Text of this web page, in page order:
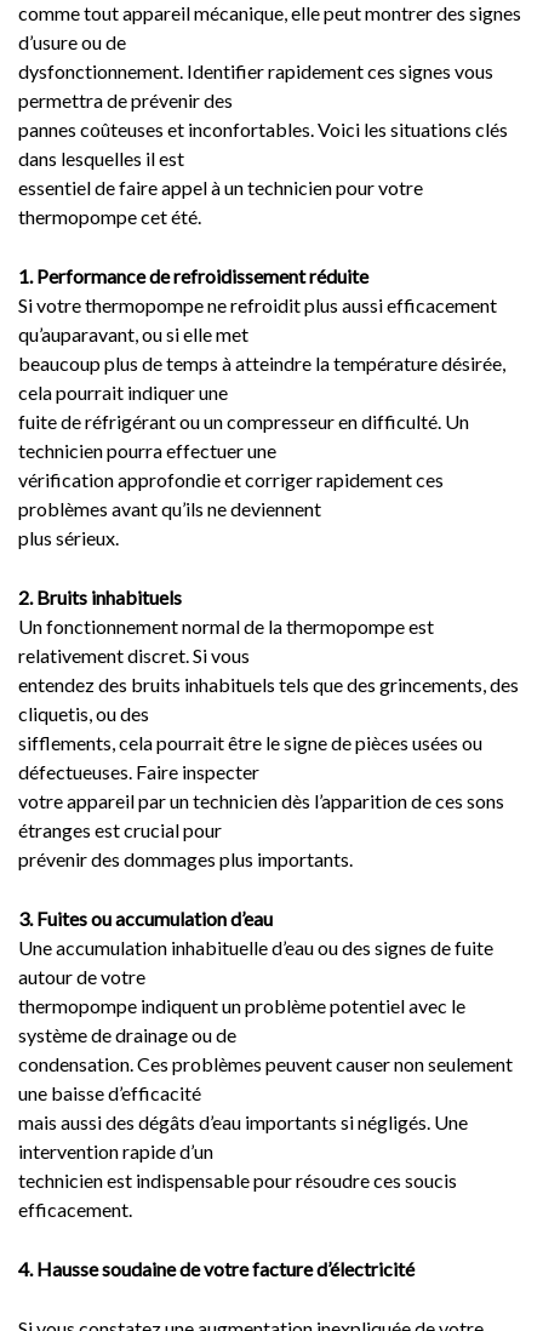
comme tout appareil mécanique, elle peut montrer des signes
d’usure ou de
dysfonctionnement. Identifier rapidement ces signes vous
permettra de prévenir des
pannes coûteuses et inconfortables. Voici les situations clés
dans lesquelles il est
essentiel de faire appel à un technicien pour votre
thermopompe cet été.
1. Performance de refroidissement réduite
Si votre thermopompe ne refroidit plus aussi efficacement
qu’auparavant, ou si elle met
beaucoup plus de temps à atteindre la température désirée,
cela pourrait indiquer une
fuite de réfrigérant ou un compresseur en difficulté. Un
technicien pourra effectuer une
vérification approfondie et corriger rapidement ces
problèmes avant qu’ils ne deviennent
plus sérieux.
2. Bruits inhabituels
Un fonctionnement normal de la thermopompe est
relativement discret. Si vous
entendez des bruits inhabituels tels que des grincements, des
cliquetis, ou des
sifflements, cela pourrait être le signe de pièces usées ou
défectueuses. Faire inspecter
votre appareil par un technicien dès l’apparition de ces sons
étranges est crucial pour
prévenir des dommages plus importants.
3. Fuites ou accumulation d’eau
Une accumulation inhabituelle d’eau ou des signes de fuite
autour de votre
thermopompe indiquent un problème potentiel avec le
système de drainage ou de
condensation. Ces problèmes peuvent causer non seulement
une baisse d’efficacité
mais aussi des dégâts d’eau importants si négligés. Une
intervention rapide d’un
technicien est indispensable pour résoudre ces soucis
efficacement.
4. Hausse soudaine de votre facture d’électricité